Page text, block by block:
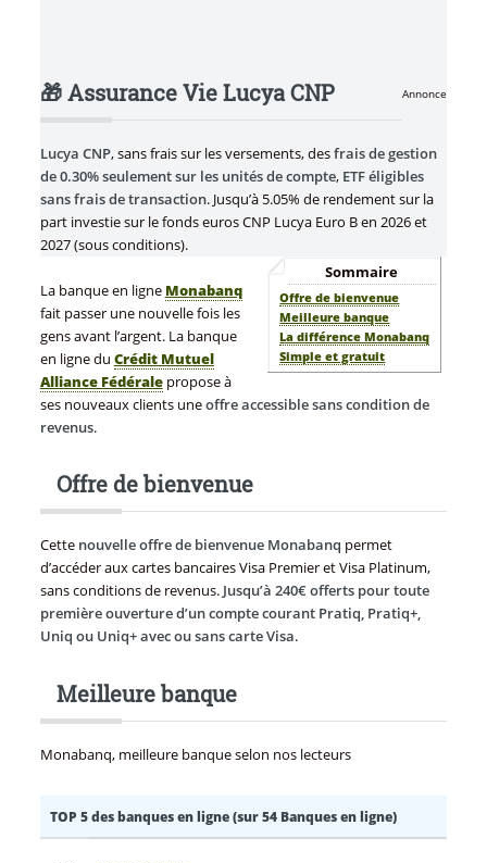
Annonce
🎁 Assurance Vie Lucya CNP
Lucya CNP, sans frais sur les versements, desfrais de gestion
de 0.30% seulement sur les unités de compte, ETF éligibles
sans frais de transaction. Jusqu’à 5.05% de rendement sur la
part investie sur le fonds euros CNP Lucya Euro B en 2026 et
2027 (sous conditions).
Sommaire
Offre de bienvenue
Meilleure banque
La différence Monabanq
Simple et gratuit
La banque en ligne Monabanq
fait passer une nouvelle fois les
gens avant l’argent. La banque
en ligne du Crédit Mutuel
Alliance Fédéralepropose à
ses nouveaux clients uneoffre accessible sans condition de
revenus.
Offre de bienvenue
Cette nouvelle offre de bienvenue Monabanq permet
d’accéder aux cartes bancaires Visa Premier et Visa Platinum,
sans conditions de revenus. Jusqu’à 240€ offerts pour toute
première ouverture d’un compte courant Pratiq, Pratiq+,
Uniq ou Uniq+ avec ou sans carte Visa.
Meilleure banque
Monabanq, meilleure banque selon nos lecteurs
TOP 5 des banques en ligne (sur 54 Banques en ligne)